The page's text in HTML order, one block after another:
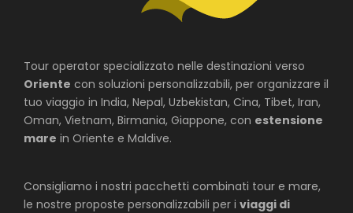
Tour operator specializzato nelle destinazioni verso
Oriente con soluzioni personalizzabili, per organizzare il
tuo viaggio in India, Nepal, Uzbekistan, Cina, Tibet, Iran,
Oman, Vietnam, Birmania, Giappone, con estensione
mare in Oriente e Maldive.
Consigliamo i nostri pacchetti combinati tour e mare,
le nostre proposte personalizzabili per i viaggi di